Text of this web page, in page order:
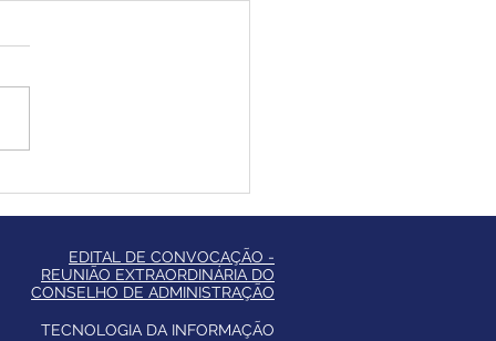
EDITAL DE CONVOCAÇÃO -
REUNIÃO EXTRAORDINÁRIA DO
CONSELHO DE ADMINISTRAÇÃO
TECNOLOGIA DA INFORMAÇÃO